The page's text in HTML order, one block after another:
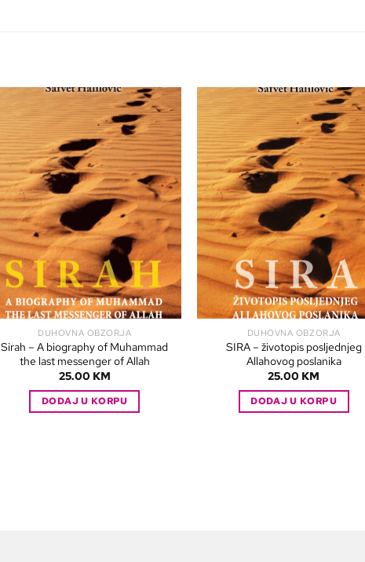
DUHOVNA OBZORJA
Sirah – A biography of Muhammad
the last messenger of Allah
25.00 KM
DODAJ U KORPU
DUHOVNA OBZORJA
SIRA – životopis posljednjeg
Allahovog poslanika
25.00 KM
DODAJ U KORPU